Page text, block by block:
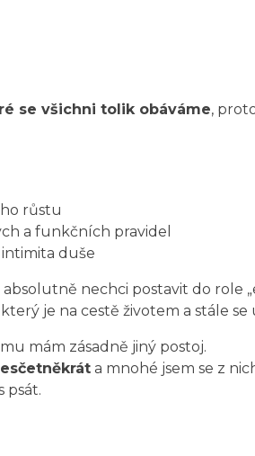
se všichni tolik obáváme,
růstu
a funkčních pravidel
duše
absolutně nechci postavit do
je na cestě životem a stále se
mám zásadně jiný postoj.
a mnohé jsem se z
psát.